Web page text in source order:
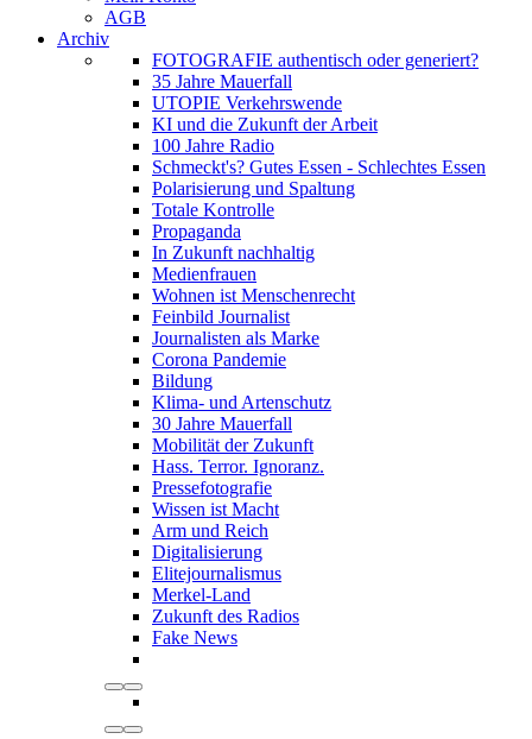
AGB
Archiv
FOTOGRAFIE authentisch oder generiert?
35 Jahre Mauerfall
UTOPIE Verkehrswende
KI und die Zukunft der Arbeit
100 Jahre Radio
Schmeckt's? Gutes Essen - Schlechtes Essen
Polarisierung und Spaltung
Totale Kontrolle
Propaganda
In Zukunft nachhaltig
Medienfrauen
Wohnen ist Menschenrecht
Feinbild Journalist
Journalisten als Marke
Corona Pandemie
Bildung
Klima- und Artenschutz
30 Jahre Mauerfall
Mobilität der Zukunft
Hass. Terror. Ignoranz.
Pressefotografie
Wissen ist Macht
Arm und Reich
Digitalisierung
Elitejournalismus
Merkel-Land
Zukunft des Radios
Fake News